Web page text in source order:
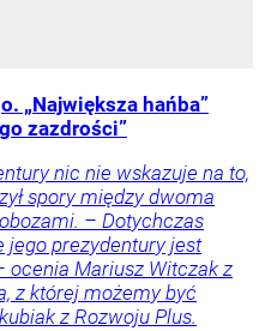
„Największa hańba”
zazdrości”
nic nie wskazuje na to,
spory między dwoma
– Dotychczas
jego prezydentury jest
ocenia Mariusz Witczak z
z której możemy być
z Rozwoju Plus.